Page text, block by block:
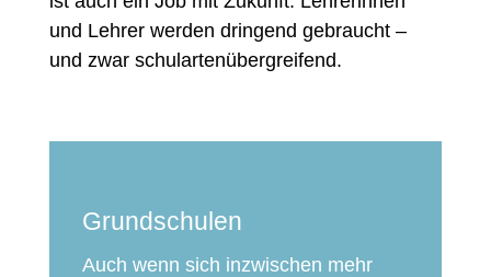
und Lehrer werden dringend gebraucht –
und zwar schulartenübergreifend.
Grundschulen
Auch wenn sich inzwischen mehr